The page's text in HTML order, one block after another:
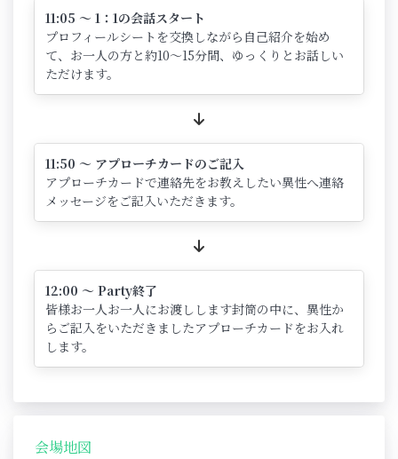
11:05 ～ 1：1の会話スタート
プロフィールシートを交換しながら自己紹介を始め
て、お一人の方と約10～15分間、ゆっくりとお話しい
ただけます。
11:50 ～ アプローチカードのご記入
アプローチカードで連絡先をお教えしたい異性へ連絡
メッセージをご記入いただきます。
12:00 ～ Party終了
皆様お一人お一人にお渡しします封筒の中に、異性か
らご記入をいただきましたアプローチカードをお入れ
します。
会場地図